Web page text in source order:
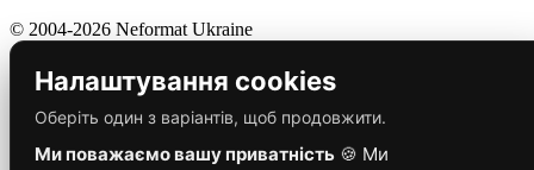
© 2004-2026 Neformat Ukraine
Налаштування cookies
Оберіть один з варіантів, щоб продовжити.
Ми поважаємо вашу приватність 🍪 Ми